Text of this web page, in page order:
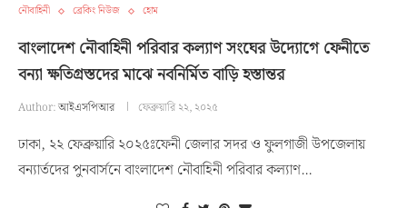
নৌবাহিনী ব্রেকিং নিউজ হোম
বাংলাদেশ নৌবাহিনী পরিবার কল্যাণ সংঘের উদ্যোগে ফেনীতে
বন্যা ক্ষতিগ্রস্তদের মাঝে নবনির্মিত বাড়ি হস্তান্তর
Author:আইএসপিআর ফেব্রুয়ারি ২২, ২০২৫
ঢাকা, ২২ ফেব্রুয়ারি ২০২৫ঃফেনী জেলার সদর ও ফুলগাজী উপজেলায়
বন্যার্তদের পুনবার্সনে বাংলাদেশ নৌবাহিনী পরিবার কল্যাণ…